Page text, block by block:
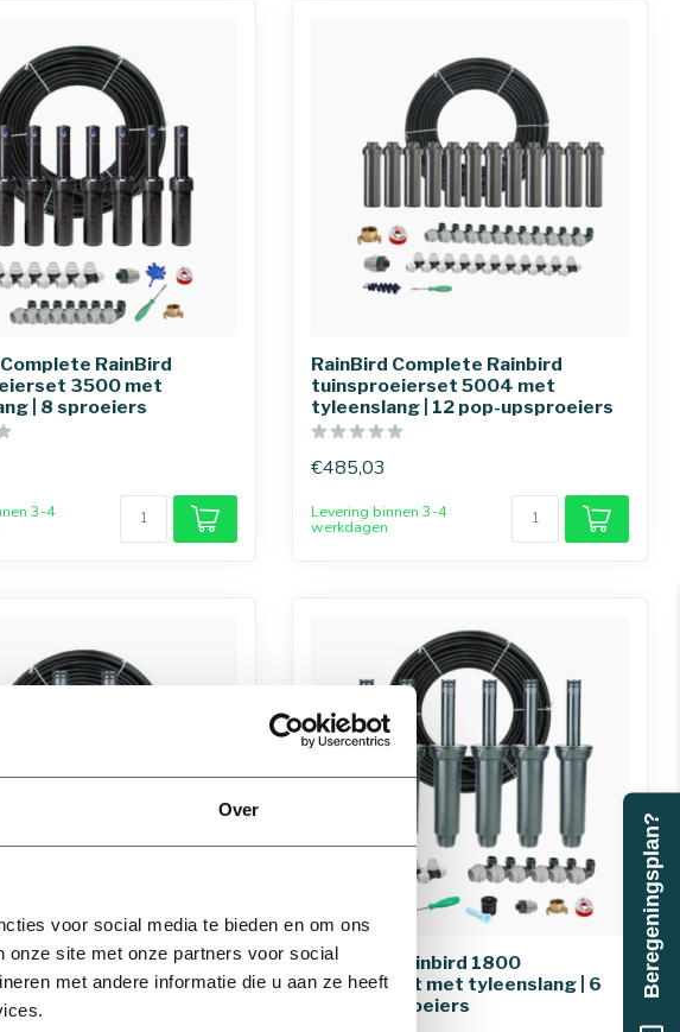
Over
voor social media te bieden en om ons
onze site met onze partners voor social
met andere informatie die u aan ze heeft
RainBird
3500 met
| 8 sproeiers
3-4
RainBird Complete Rainbird
tuinsproeierset 5004 met
tyleenslang | 12 pop-upsproeiers
€485,03
Levering binnen 3-4
werkdagen
1800
met tyleenslang | 2
RainBird Rainbird 1800
sproeierset met tyleenslang | 6
pop-up sproeiers
Beregeningsplan?